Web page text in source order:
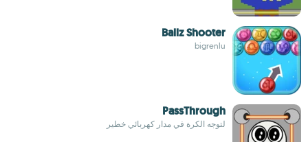
Ballz Shooter
bigrenlu
PassThrough
لتوجه الكرة في مدار كهربائي خطير